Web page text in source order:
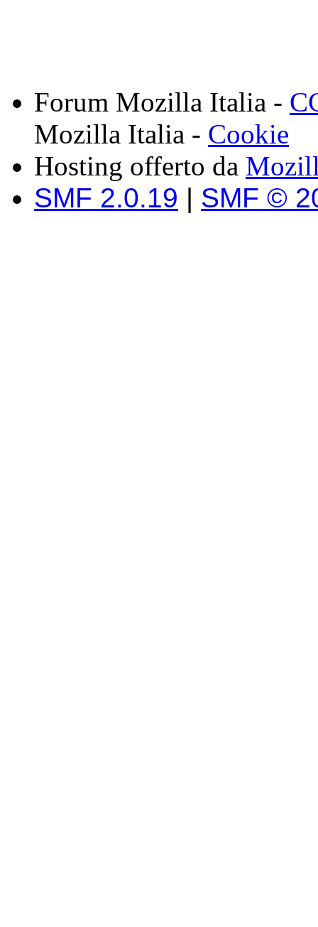
Forum Mozilla Italia -
Mozilla Italia - Cookie
Hosting offerto da
SMF 2.0.19 | SMF ©